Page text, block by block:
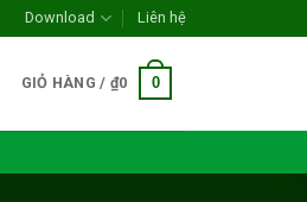
Download Liên hệ
GIỎ HÀNG / ₫0 0